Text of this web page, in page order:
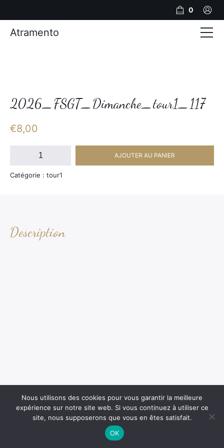
2026_FSGT_Dimanche_tour1_117
€8,00
quantité
2026_FSGT_Dimanche_tour1_117
AJOUTER AU PANIER
Catégorie : tour1
Description
0
Atramento
Photos
Nous utilisons des cookies pour vous garantir la meilleure
expérience sur notre site web. Si vous continuez à utiliser ce
site, nous supposerons que vous en êtes satisfait.
OK